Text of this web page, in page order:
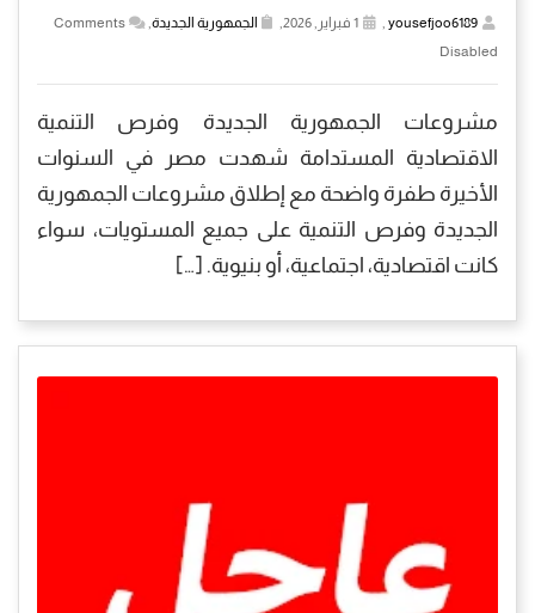
yousefjoo6189 الجمهورية الجديدة
Comments
Disabled
مشروعات الجمهورية الجديدة وفرص التنمية
الاقتصادية المستدامة شهدت مصر في السنوات
الأخيرة طفرة واضحة مع إطلاق مشروعات الجمهورية
الجديدة وفرص التنمية على جميع المستويات، سواء
كانت اقتصادية، اجتماعية، أو بنيوية. […]